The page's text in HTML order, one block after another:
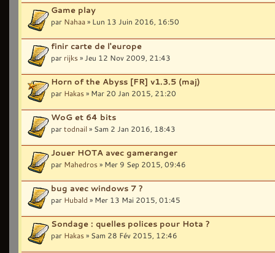
Game play
par Nahaa» Lun 13 Juin 2016, 16:50
finir carte de l'europe
par rijks» Jeu 12 Nov 2009, 21:43
Horn of the Abyss [FR] v1.3.5 (maj)
par Hakas» Mar 20 Jan 2015, 21:20
WoG et 64 bits
partodnail» Sam 2 Jan 2016, 18:43
Jouer HOTA avec gameranger
par Mahedros» Mer 9 Sep 2015, 09:46
bug avec windows 7 ?
par Hubald » Mer 13 Mai 2015, 01:45
Sondage : quelles polices pour Hota ?
par Hakas» Sam 28 Fév 2015, 12:46